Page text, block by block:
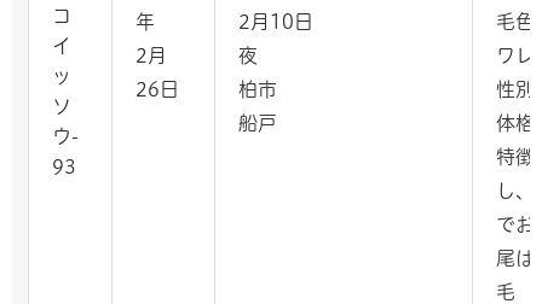
コ
イ
ッ
ソ
ウ-
93
年
2月
26日
2月10日
夜
柏市
船戸
毛色
ワレ
性別
体格
特徴
し、
でお
尾は
毛